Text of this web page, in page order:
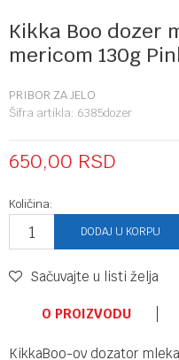
Kikka Boo dozer
mericom 130g
PRIBOR ZA JELO
Šifra artikla: 6385dozer
650,00 RSD
Količina:
DODAJ U KORPU
Sačuvajte u listi želja
O PROIZVODU
KikkaBoo-ov dozator